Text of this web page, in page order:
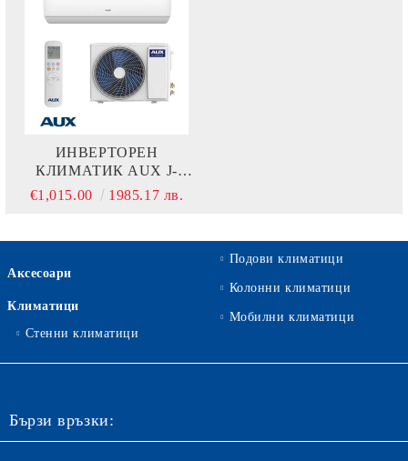
ИНВЕРТОРЕН
КЛИМАТИК AUX J-
SMART ASW-
H24F7B4/JOR3DI-B9
€1,015.00 1985.17 лв.
Аксесоари
Климатици
Стенни климатици
Подови климатици
Колонни климатици
Мобилни климатици
Бързи връзки: